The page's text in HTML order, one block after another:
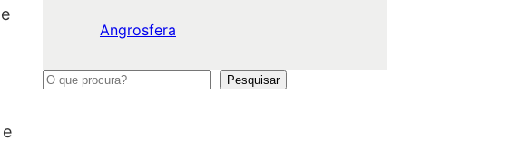
Angrosfera
P
Pesquisar